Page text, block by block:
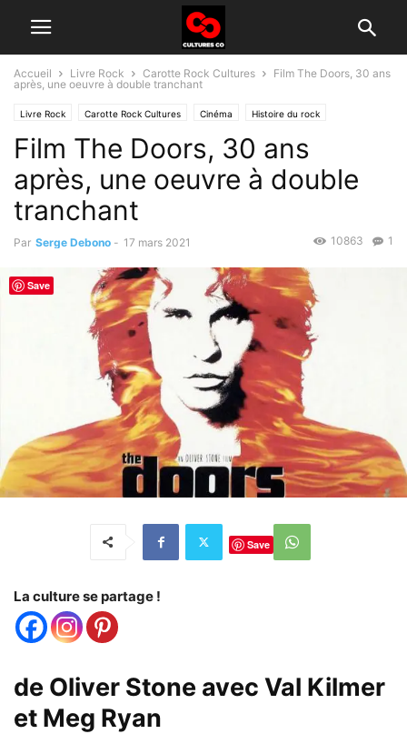
Accueil Livre Rock Carotte Rock Cultures
Film The Doors, 30 ans
après, une oeuvre à double tranchant
Livre Rock Carotte Rock Cultures Cinéma Histoire du rock
Film The Doors, 30 ans
après, une oeuvre à double
tranchant
Par Serge Debono - 17 mars 2021 1
10863
Save
La culture se partage !
de Oliver Stone avec Val Kilmer
et Meg Ryan
Save